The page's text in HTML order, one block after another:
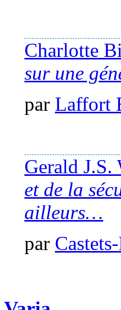
Charlotte
sur une
par Laffort
Gerald J.S.
et de la
ailleurs…
par